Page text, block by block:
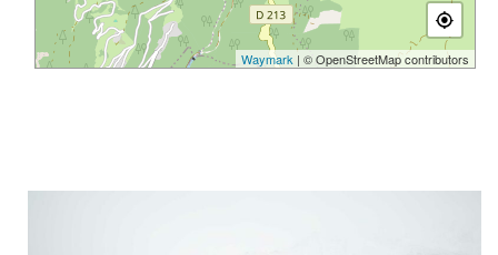
Waymark | © OpenStreetMap contributors